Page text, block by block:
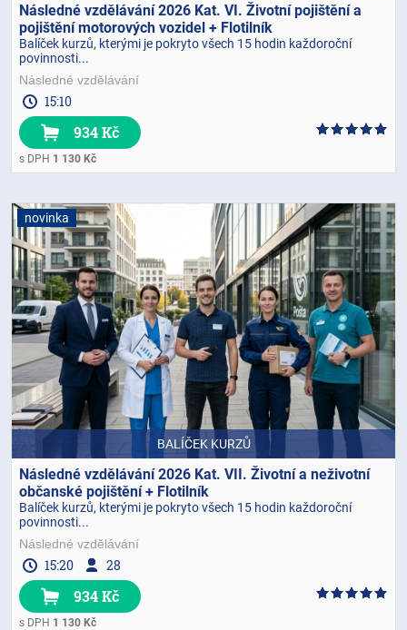
Následné vzdělávání 2026 Kat. VI. Životní pojištění a
pojištění motorových vozidel + Flotilník
Balíček kurzů, kterými je pokryto všech 15 hodin každoroční
povinnosti...
Následné vzdělávání
15:10
934 Kč
s DPH 1 130 Kč
novinka
BALÍČEK KURZŮ
Následné vzdělávání 2026 Kat. VII. Životní a neživotní
občanské pojištění + Flotilník
Balíček kurzů, kterými je pokryto všech 15 hodin každoroční
povinnosti...
Následné vzdělávání
15:20 28
934 Kč
s DPH 1 130 Kč